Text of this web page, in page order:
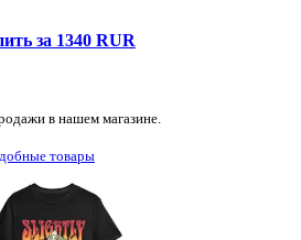
за 1340 RUR
в нашем магазине.
товары